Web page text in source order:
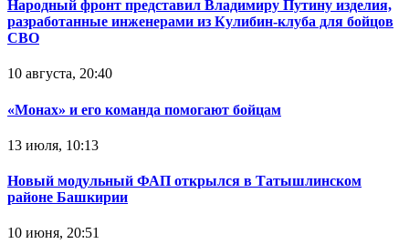
Народный фронт представил Владимиру Путину изделия,
разработанные инженерами из Кулибин-клуба для бойцов
СВО
10 августа, 20:40
«Монах» и его команда помогают бойцам
13 июля, 10:13
Новый модульный ФАП открылся в Татышлинском
районе Башкирии
10 июня, 20:51